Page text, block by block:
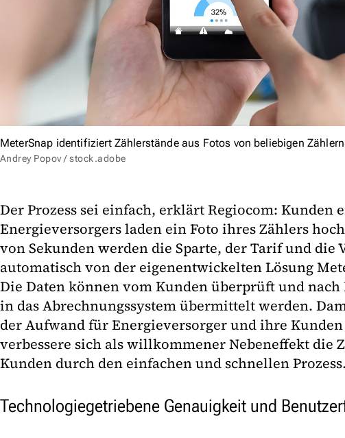
MeterSnap identifiziert Zählerstände aus Fotos von beliebigen
Andrey Popov / stock.adobe
Der Prozess sei einfach, erklärt Regiocom: Kunden
Energieversorgers laden ein Foto ihres Zählers
von Sekunden werden die Sparte, der Tarif und die
automatisch von der eigenentwickelten Lösung
Die Daten können vom Kunden überprüft und
in das Abrechnungssystem übermittelt werden.
der Aufwand für Energieversorger und ihre
verbessere sich als willkommener Nebeneffekt die
Kunden durch den einfachen und schnellen Prozess.
Technologiegetriebene Genauigkeit und